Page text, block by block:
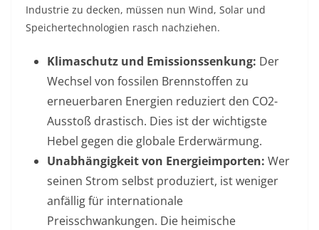
Industrie zu decken, müssen nun Wind, Solar und
Speichertechnologien rasch nachziehen.
Klimaschutz und Emissionssenkung: Der
Wechsel von fossilen Brennstoffen zu
erneuerbaren Energien reduziert den CO2-
Ausstoß drastisch. Dies ist der wichtigste
Hebel gegen die globale Erderwärmung.
Unabhängigkeit von Energieimporten: Wer
seinen Strom selbst produziert, ist weniger
anfällig für internationale
Preisschwankungen. Die heimische